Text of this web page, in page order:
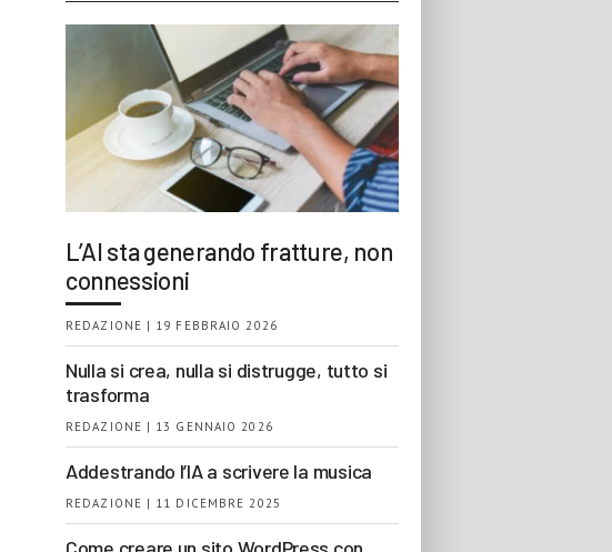
L’AI sta generando fratture, non
connessioni
REDAZIONE | 19 FEBBRAIO 2026
Nulla si crea, nulla si distrugge, tutto si
trasforma
REDAZIONE | 13 GENNAIO 2026
Addestrando l’IA a scrivere la musica
REDAZIONE | 11 DICEMBRE 2025